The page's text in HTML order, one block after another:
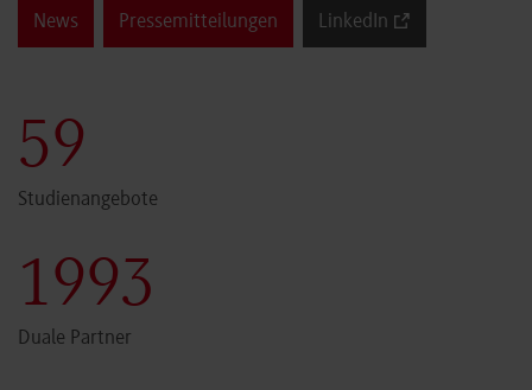
News Pressemitteilungen LinkedIn
59
Studienangebote
1999
Duale Partner